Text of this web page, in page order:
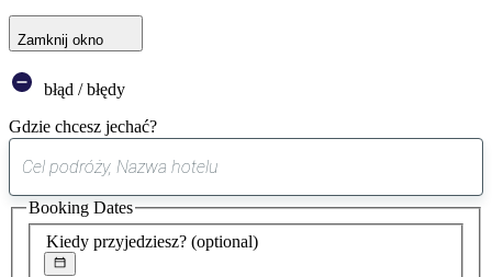
Zamknij okno
błąd / błędy
Gdzie chcesz jechać?
sugestia
została
znaleziona
Kiedy przyjedziesz? (optional)
Booking Dates